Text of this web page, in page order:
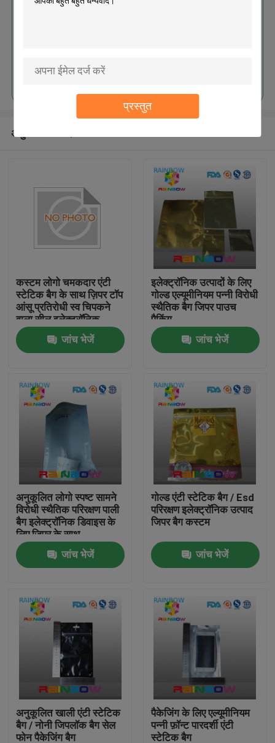
प्रस्तुत
घर
हमारे बारे में
हमसे संपर्क करें
समाचार
उद्धरण मांगें
प्लास्टिक पाउच पैकेजिंग
स्नैक बैग पैकेजिंग
टोंटी थैली पैकेजिंग
अनुशंसित उत्पाद
कस्टम लोगो चमकदार एंटी
स्टेटिक बैग के साथ ज़िपर टॉप
आंसू प्रतिरोधी स्व चिपकने
वाला सील इलेक्ट्रॉनिक
उत्पादों के लिए
जांच भेजें
इलेक्ट्रॉनिक उत्पादों के लिए
गोल्ड एल्यूमीनियम पन्नी विरोधी
स्थैतिक बैग जिपर पाउच
पैकिंग
जांच भेजें
अनुकूलित लोगो स्पष्ट सामने
विरोधी स्थैतिक परिरक्षण पाली
बैग इलेक्ट्रॉनिक डिवाइस के
लिए जिपर के साथ
जांच भेजें
गोल्ड एंटी स्टेटिक बैग / Esd
परिरक्षण इलेक्ट्रॉनिक उत्पाद
जिपर बैग कस्टम
जांच भेजें
अनुकूलित खाली एंटी स्टेटिक
बैग / नोनी जिपलॉक बैग सेल
फोन पैकेजिंग बैग
पैकेजिंग के लिए एल्यूमीनियम
पन्नी फ़ॉन्ट पारदर्शी एंटी
स्टेटिक बैग